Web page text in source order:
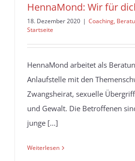
HennaMond: Wir für
18. Dezember 2020 | Coaching,
Startseite
HennaMond arbeitet als
Anlaufstelle mit den
Zwangsheirat, sexuelle
und Gewalt. Die Betroffenen
junge [...]
Weiterlesen